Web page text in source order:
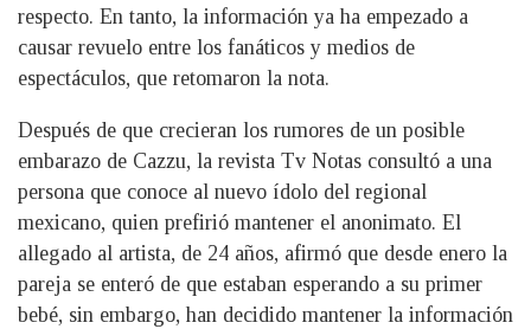
respecto. En tanto, la información ya ha empezado a
causar revuelo entre los fanáticos y medios de
espectáculos, que retomaron la nota.
Después de que crecieran los rumores de un posible
embarazo de Cazzu, la revista Tv Notas consultó a una
persona que conoce al nuevo ídolo del regional
mexicano, quien prefirió mantener el anonimato. El
allegado al artista, de 24 años, afirmó que desde enero la
pareja se enteró de que estaban esperando a su primer
bebé, sin embargo, han decidido mantener la información